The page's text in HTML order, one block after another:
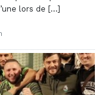
lors de [...]